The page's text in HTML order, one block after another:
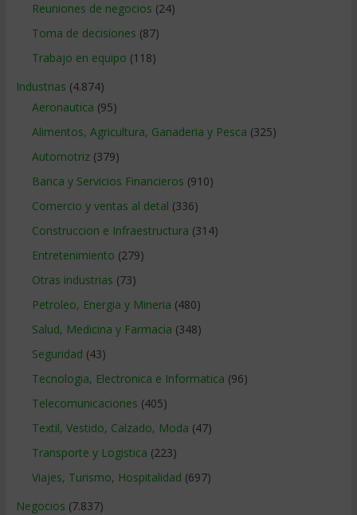
Reuniones de negocios (24)
Toma de decisiones (87)
Trabajo en equipo (118)
Industrias (4.874)
Aeronautica (95)
Alimentos, Agricultura, Ganaderia y Pesca (325)
Automotriz(379)
Banca y Servicios Financieros (910)
Comercio y ventas al detal (336)
Construccion e Infraestructura (314)
Entretenimiento (279)
Otras industrias (73)
Petroleo, Energia y Mineria (480)
Salud, Medicina y Farmacia (348)
Seguridad (43)
Tecnologia, Electronica e Informatica (96)
Telecomunicaciones (405)
Textil, Vestido, Calzado, Moda (47)
Transporte y Logistica (223)
Viajes, Turismo, Hospitalidad (697)
Negocios (7.837)